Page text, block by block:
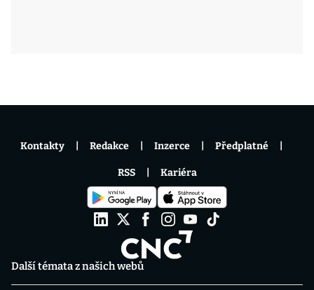
Další témata z našich webů
Kontakty Redakce Inzerce Předplatné
RSS Kariéra